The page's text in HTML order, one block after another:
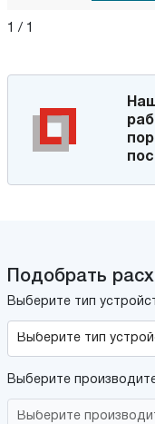
1 / 1
Подобрать
Выберите тип
Выберите